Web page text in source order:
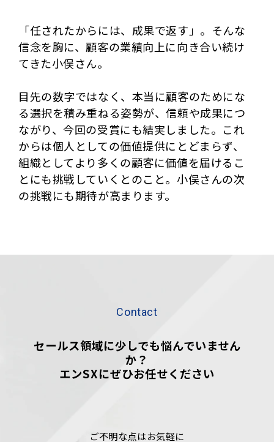
「任されたからには、成果で返す」。そんな
信念を胸に、顧客の業績向上に向き合い続け
てきた小俣さん。
目先の数字ではなく、本当に顧客のためにな
る選択を積み重ねる姿勢が、信頼や成果につ
ながり、今回の受賞にも結実しました。これ
からは個人としての価値提供にとどまらず、
組織としてより多くの顧客に価値を届けるこ
とにも挑戦していくとのこと。小俣さんの次
の挑戦にも期待が高まります。
Contact
セールス領域に少しでも悩んでいません
か？
エンSXにぜひお任せください
ご不明な点はお気軽に